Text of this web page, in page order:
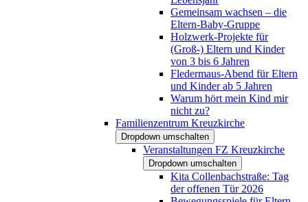
Gemeinsam wachsen – die
Eltern-Baby-Gruppe
Holzwerk-Projekte für
(Groß-) Eltern und Kinder
von 3 bis 6 Jahren
Fledermaus-Abend für Eltern
und Kinder ab 5 Jahren
Warum hört mein Kind mir
nicht zu?
Familienzentrum Kreuzkirche
Dropdown umschalten
Veranstaltungen FZ Kreuzkirche
Dropdown umschalten
Kita Collenbachstraße: Tag
der offenen Tür 2026